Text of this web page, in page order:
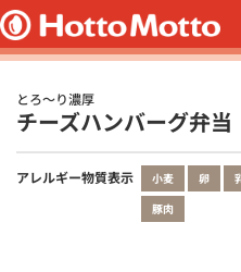
とろ～り濃厚
チーズハンバーグ弁当
アレルギー物質表示 小麦 卵
豚肉